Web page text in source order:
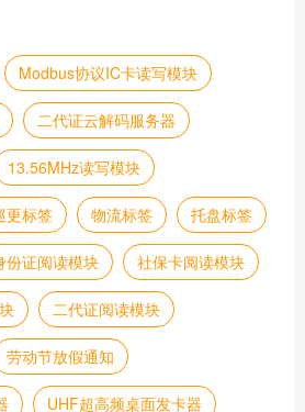
Modbus协议IC卡读写模块
二代证云解码服务器
13.56MHz读写模块
更标签 物流标签 托盘标签
份证阅读模块 社保卡阅读模块
二代证阅读模块
劳动节放假通知
UHF超高频桌面发卡器